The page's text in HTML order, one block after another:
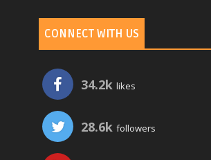
CONNECT WITH US
34.2k likes
28.6k followers